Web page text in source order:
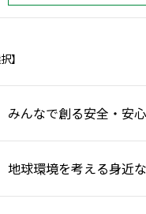
】
みんなで創る安全・安心
地球環境を考える身近